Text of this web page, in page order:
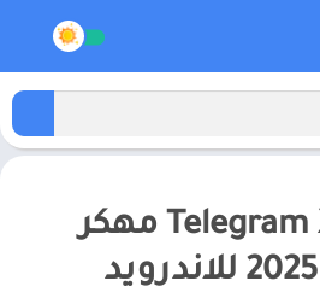
تنزيل برنامج Telegram X مهكر